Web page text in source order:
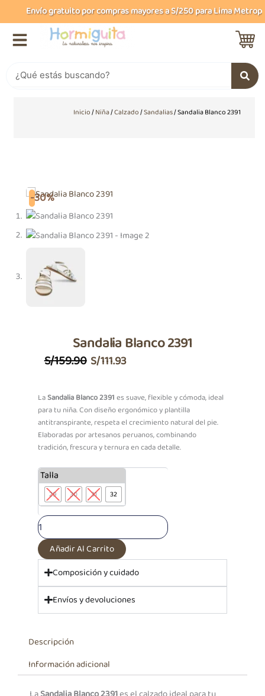
al
contenido
Envío gratuito por compras mayores a S/250 para Lima
Inicio/Niña/Calzado/Sandalias/ Sandalia Blanco 2391
-30%
Sandalia Blanco 2391
S/159.90 El
Original
Era:
S/159.90.
S/111.93El
Actual
Es:
S/111.93.
LaSandalia Blanco 2391es suave, flexible y cómoda, ideal
para tu niña. Con diseño ergonómico y plantilla
antitranspirante, respeta el crecimiento natural del pie.
Elaboradas por artesanos peruanos, combinando
tradición, frescura y ternura en cada detalle.
Talla
29 30 31 32
Sandalia
Blanco
2391
cantidad
Añadir Al Carrito
Composición y cuidado
Envíos y devoluciones
Descripción
Información adicional